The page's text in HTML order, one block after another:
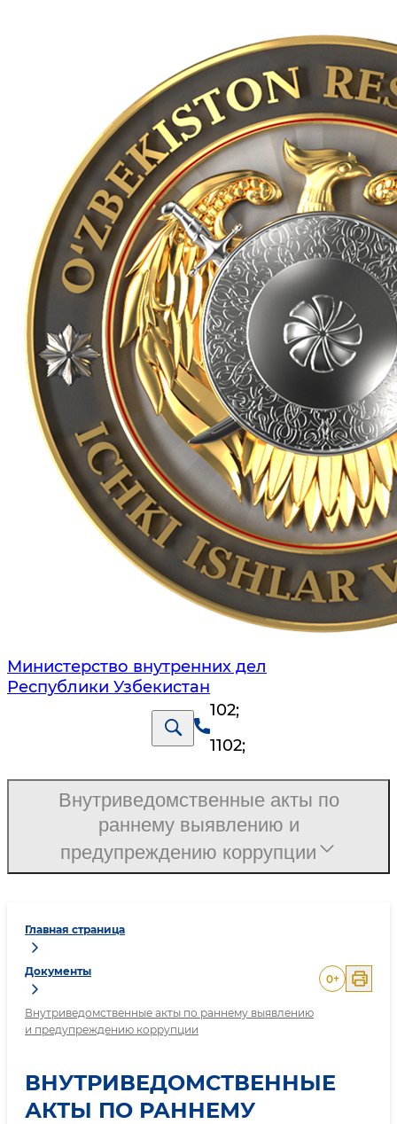
Министерство внутренних дел
Республики Узбекистан
102;
1102;
Главная страница
Документы
Внутриведомственные акты по раннему выявлению
и предупреждению коррупции
0+
ВНУТРИВЕДОМСТВЕННЫЕ
АКТЫ ПО РАННЕМУ
Внутриведомственные акты по
раннему выявлению и
предупреждению коррупции